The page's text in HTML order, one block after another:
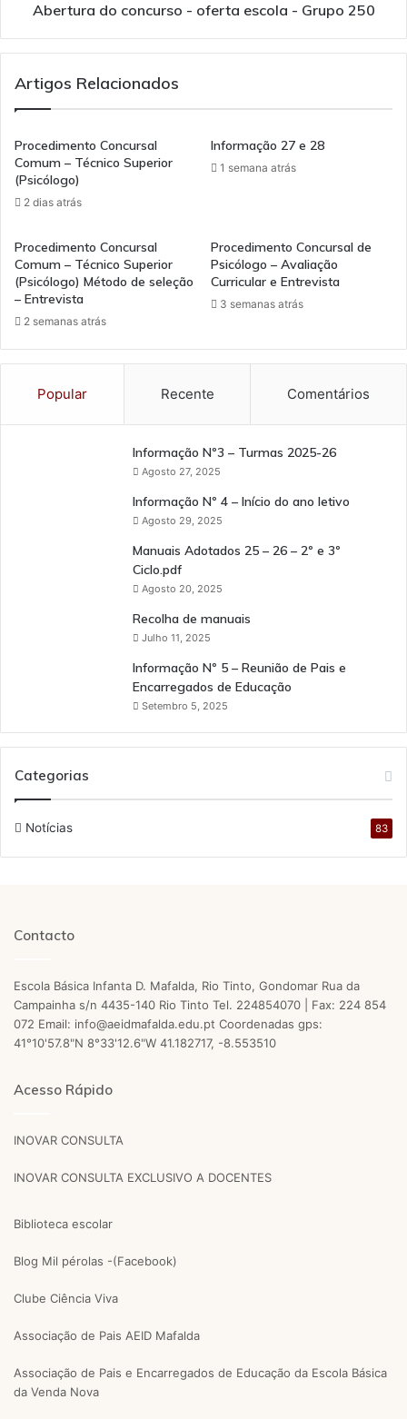
Abertura do concurso - oferta escola - Grupo 250
Artigos Relacionados
Procedimento Concursal
Comum – Técnico Superior
(Psicólogo)
2 dias atrás
Informação 27 e 28
1 semana atrás
Procedimento Concursal
Comum – Técnico Superior
(Psicólogo) Método de seleção
– Entrevista
2 semanas atrás
Procedimento Concursal de
Psicólogo – Avaliação
Curricular e Entrevista
3 semanas atrás
Popular Recente Comentários
Informação Nº3 – Turmas 2025-26
Agosto 27, 2025
Informação Nº 4 – Início do ano letivo
Agosto 29, 2025
Manuais Adotados 25 – 26 – 2º e 3º
Ciclo.pdf
Agosto 20, 2025
Recolha de manuais
Julho 11, 2025
Informação Nº 5 – Reunião de Pais e
Encarregados de Educação
Setembro 5, 2025
Categorias
Notícias 83
Contacto
Escola Básica Infanta D. Mafalda, Rio Tinto, Gondomar Rua da
Campainha s/n 4435-140 Rio Tinto Tel. 224854070 | Fax: 224 854
072 Email: info@aeidmafalda.edu.pt Coordenadas gps:
41°10'57.8"N 8°33'12.6"W 41.182717, -8.553510
Acesso Rápido
INOVAR CONSULTA
INOVAR CONSULTA EXCLUSIVO A DOCENTES
Biblioteca escolar
Blog Mil pérolas -(Facebook)
Clube Ciência Viva
Associação de Pais AEID Mafalda
Associação de Pais e Encarregados de Educação da Escola Básica
da Venda Nova